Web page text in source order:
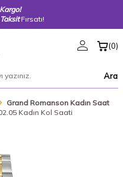
Fırsatı!
Ara
(0)
Grand Romanson Kadın Saat
Kadın Kol Saati